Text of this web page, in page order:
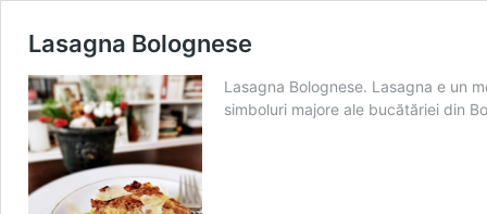
Lasagna Bolognese
Lasagna Bolognese. Lasagna e un
simboluri majore ale bucătăriei din